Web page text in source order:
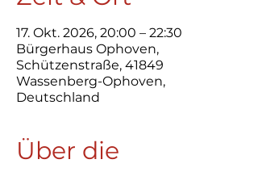
17. Okt. 2026, 20:00 – 22:30
Bürgerhaus Ophoven,
Schützenstraße, 41849
Wassenberg-Ophoven,
Deutschland
Über die